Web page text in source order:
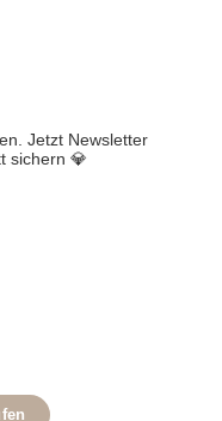
Jetzt Newsletter
sichern 💎